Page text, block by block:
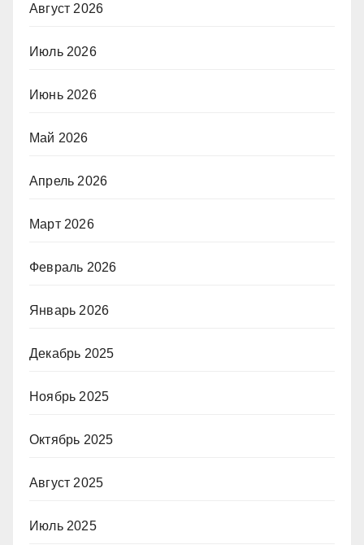
Август 2026
Июль 2026
Июнь 2026
Май 2026
Апрель 2026
Март 2026
Февраль 2026
Январь 2026
Декабрь 2025
Ноябрь 2025
Октябрь 2025
Август 2025
Июль 2025